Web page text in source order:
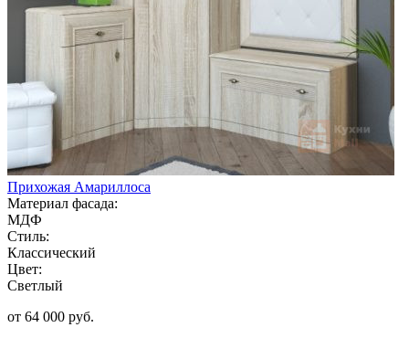
Прихожая Амариллоса
Материал фасада:
МДФ
Стиль:
Классический
Цвет:
Светлый
от 64 000 руб.